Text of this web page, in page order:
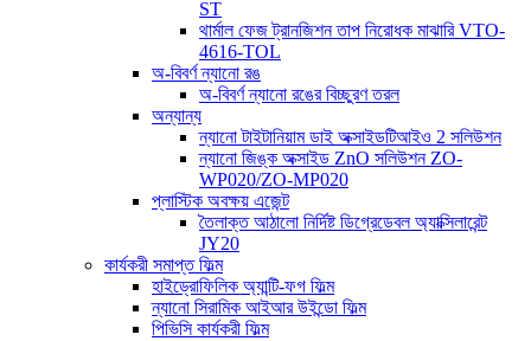
ST
থার্মাল ফেজ ট্রানজিশন তাপ নিরোধক মাঝারি VTO-
4616-TOL
অ-বিবর্ণ ন্যানো রঙ
অ-বিবর্ণ ন্যানো রঙের বিচ্ছুরণ তরল
অন্যান্য
ন্যানো টাইটানিয়াম ডাই অক্সাইডটিআইও 2 সলিউশন
ন্যানো জিঙ্ক অক্সাইড ZnO সলিউশন ZO-
WP020/ZO-MP020
প্লাস্টিক অবক্ষয় এজেন্ট
তৈলাক্ত আঠালো নির্দিষ্ট ডিগ্রেডেবল অ্যাক্সিলারেন্ট
JY20
কার্যকরী সমাপ্ত ফিল্ম
হাইড্রোফিলিক অ্যান্টি-ফগ ফিল্ম
ন্যানো সিরামিক আইআর উইন্ডো ফিল্ম
পিভিসি কার্যকরী ফিল্ম